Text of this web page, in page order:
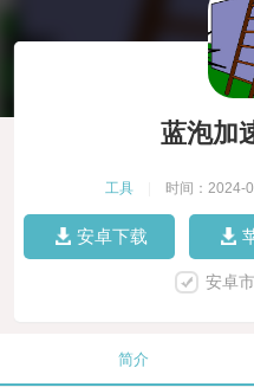
蓝泡加
工具 时间：2024-
安卓下载
安卓
简介